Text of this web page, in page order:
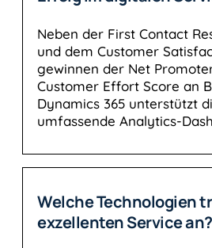
Neben der First Contact
und dem Customer
gewinnen der Net
Customer Effort Score an
Dynamics 365 unterstützt
umfassende Analytics-
Welche Technologien
exzellenten Service an?